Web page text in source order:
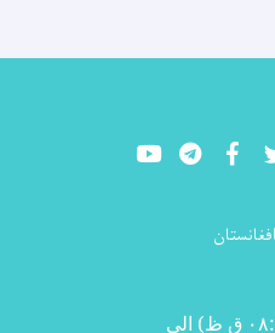
YoutubeLinkedIn
روزهای شنبه تا چهارشنبه (۰۸:۰۰ ق ظ) الی